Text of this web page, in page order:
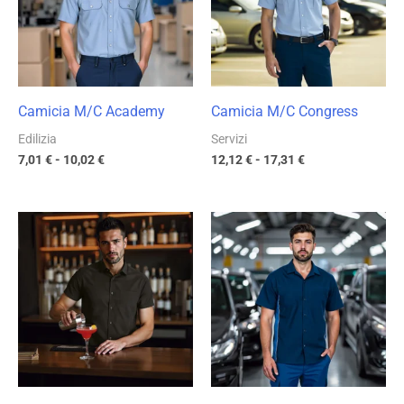
Camicia M/C Academy
Edilizia
7,01 €- 10,02€
10,02 €
Camicia M/C Congress
Servizi
12,12€- 17,31 €
17,31 €
Fascia
di
prezzo:
da
6,39 €
Fascia
di
prezzo:
da
11,75 €
a
16,78 €